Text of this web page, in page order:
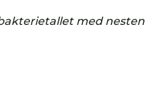
med nesten